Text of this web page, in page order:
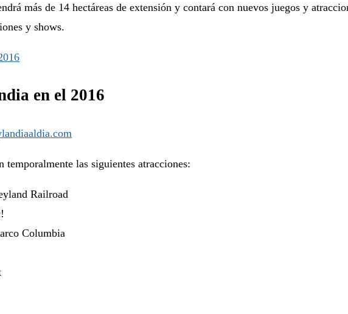
más de 14 hectáreas de extensión y contará con nuevos juegos y
y shows.
en el 2016
temporalmente las siguientes atracciones:
Railroad
Columbia